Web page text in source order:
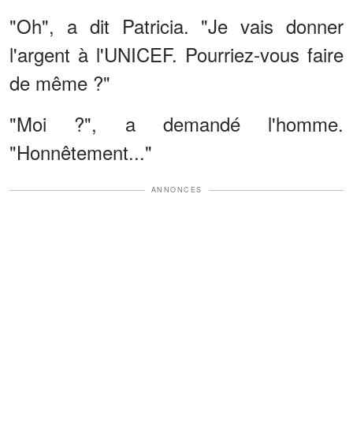
"Oh", a dit Patricia. "Je vais donner
l'argent à l'UNICEF. Pourriez-vous faire
de même ?"
"Moi ?", a demandé l'homme.
"Honnêtement..."
ANNONCES